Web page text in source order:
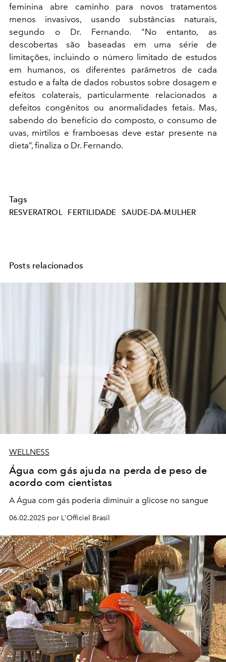
feminina abre caminho para novos tratamentos
menos invasivos, usando substâncias naturais,
segundo o Dr. Fernando. "No entanto, as
descobertas são baseadas em uma série de
limitações, incluindo o número limitado de estudos
em humanos, os diferentes parâmetros de cada
estudo e a falta de dados robustos sobre dosagem e
efeitos colaterais, particularmente relacionados a
defeitos congênitos ou anormalidades fetais. Mas,
sabendo do benefício do composto, o consumo de
uvas, mirtilos e framboesas deve estar presente na
dieta”, finaliza o Dr. Fernando.
Tags
RESVERATROL FERTILIDADE SAUDE-DA-MULHER
Posts relacionados
WELLNESS
Água com gás ajuda na perda de peso de
acordo com cientistas
A Água com gás poderia diminuir a glicose no sangue
06.02.2025 por L'Officiel Brasil